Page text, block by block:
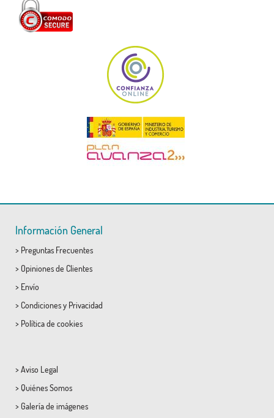
Información General
> Preguntas Frecuentes
> Opiniones de Clientes
> Envío
> Condicionesy Privacidad
> Política de cookies
> Aviso Legal
> Quiénes Somos
> Galería de imágenes